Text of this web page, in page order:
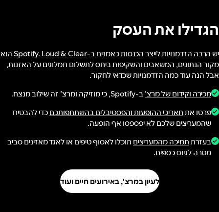
הגדילו את העסק
יש הרבה הזדמנויות לייצר הכנסות כאמנים ב-Spotify.Loud & Clear
הוא
מקור הנתונים, המשאבים והשקיפות ביחס לתשלום תמלוגים על האזנות,
אבל הנה עוד כמה הזדמנויות שכדאי לחקור.
מכירה וקידום של מרצ’ב-Spotify, כי מוזיקה ומרצ’ זה שילוב מנצח.
פרטו אתתאריכי ההופעות והפסטיבלים בהשתתפותכםכדי להבטיח
שהמעריצים שלכם לא יפספסו אף הופעה.
בעזרתתמיכה מהמעריצים תוכלו לאסוף טיפים או לאגד מאזינים סביב
מטרה לגיוס כספים.
לעיון במרצ', באירועים חיים ועוד